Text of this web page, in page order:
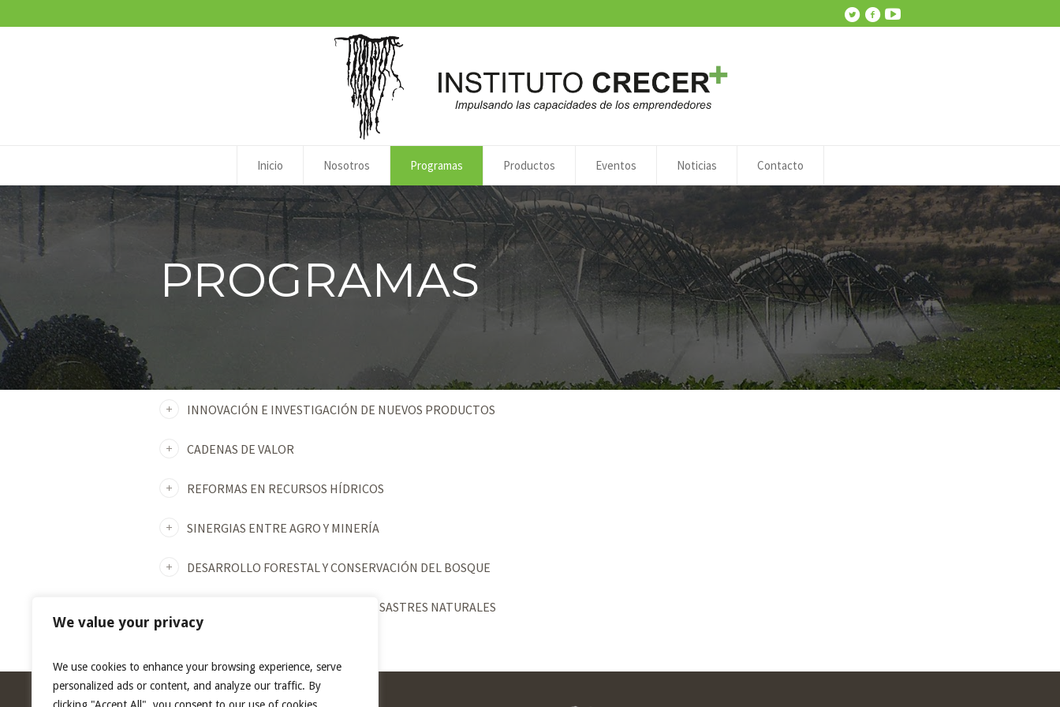
We value your privacy
We use cookies to enhance your browsing experience, serve
personalized ads or content, and analyze our traffic. By
Inicio Nosotros Programas Productos Eventos Noticias Contacto
PROGRAMAS
INNOVACIÓN E INVESTIGACIÓN DE NUEVOS PRODUCTOS
CADENAS DE VALOR
REFORMAS EN RECURSOS HÍDRICOS
SINERGIAS ENTRE AGRO Y MINERÍA
DESARROLLO FORESTAL Y CONSERVACIÓN DEL BOSQUE
GESTIÓN DE RIESGOS FRENTE A DESASTRES NATURALES